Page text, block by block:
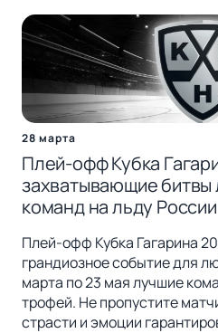
28 марта
Плей-офф Кубка
захватывающие битвы
команд на льду России
Плей-офф Кубка Гагарина
грандиозное событие для
марта по 23 мая лучшие
трофей. Не пропустите
страсти и эмоции